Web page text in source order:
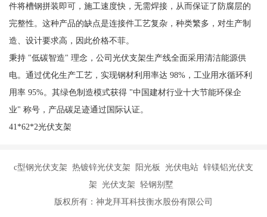
件将槽钢拼装即可，施工速度快，无需焊接，从而保证了防腐层的
完整性。这种产品的缺点是连接件工艺复杂，种类繁多，对生产制
造、设计要求高，因此价格不菲。
秉持 "低碳智造" 理念，公司光伏支架生产线全面采用清洁能源供
电。通过优化生产工艺，实现钢材利用率达 98%，工业用水循环利
用率 95%。其绿色制造模式获得 "中国建材行业十大节能环保企
业" 称号，产品碳足迹通过国际认证。
41*62*2光伏支架
c型钢光伏支架 热镀锌光伏支架 阳光板 光伏电站 锌镁铝光伏支
架 光伏支架 轻钢别墅
版权所有：神龙拜耳科技衡水股份有限公司